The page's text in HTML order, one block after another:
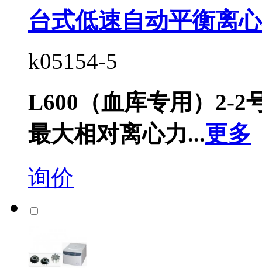
台式低速自动平衡离
k05154-5
L600（血库专用）2-2
最大相对离心力...更多
询价